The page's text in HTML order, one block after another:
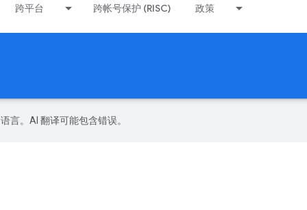
跨平台 跨帐号保护 (RISC) 政策
言。AI 翻译可能包含错误。